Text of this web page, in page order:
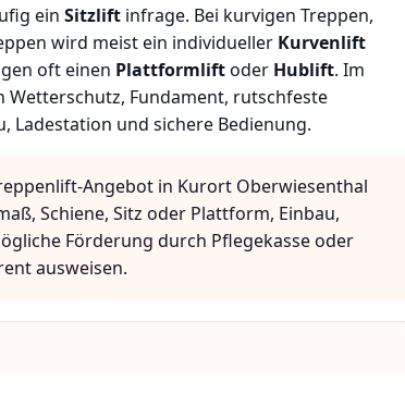
ein Sitzlift infrage. Bei kurvigen Treppen,
wird meist ein individueller Kurvenlift
oft einen Plattformliftoder Hublift. Im
Wetterschutz, Fundament, rutschfeste
Ladestation und sichere Bedienung.
Angebot in Kurort Oberwiesenthal
Schiene, Sitz oder Plattform, Einbau,
Förderung durch Pflegekasse oder
ausweisen.